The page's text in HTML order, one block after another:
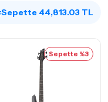
Sepette 44,813.03 TL
Sepette %3